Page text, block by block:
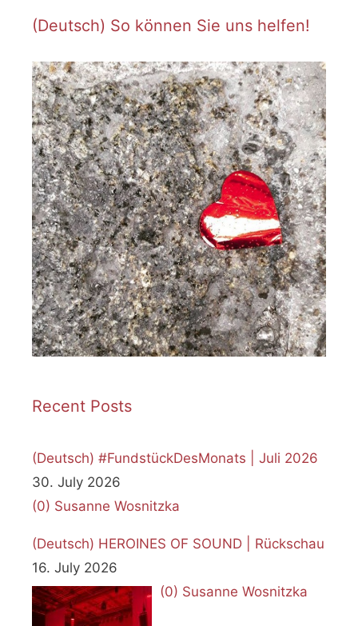
(Deutsch) So können Sie uns helfen!
Recent Posts
(Deutsch) #FundstückDesMonats | Juli 2026
30. July 2026
(0) Susanne Wosnitzka
(Deutsch) HEROINES OF SOUND | Rückschau
16. July 2026
(0) Susanne Wosnitzka